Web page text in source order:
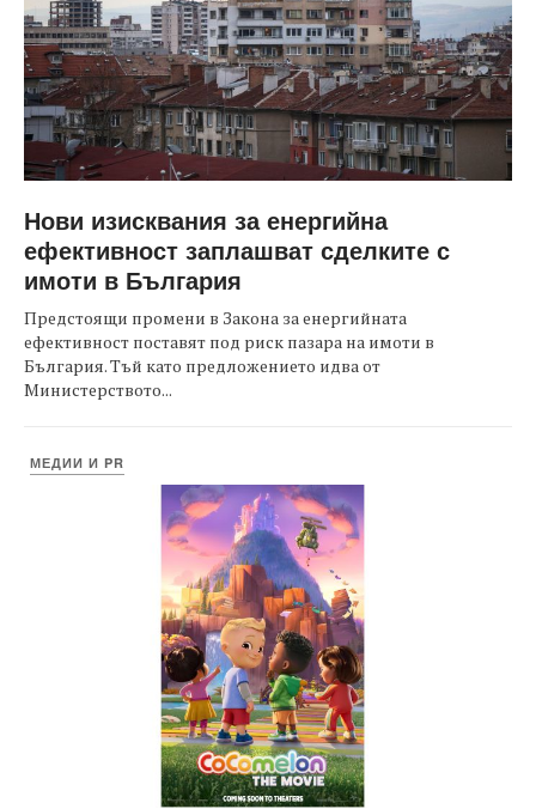
Нови изисквания за енергийна
ефективност заплашват сделките с
имоти в България
Предстоящи промени в Закона за енергийната
ефективност поставят под риск пазара на имоти в
България. Тъй като предложението идва от
Министерството...
МЕДИИ И PR